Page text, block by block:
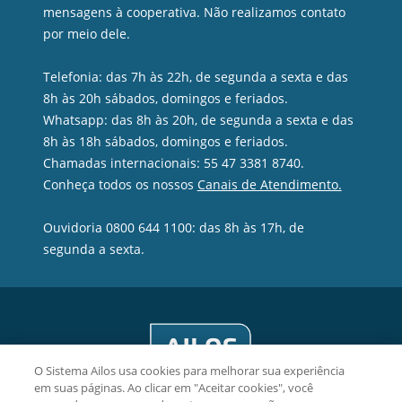
mensagens à cooperativa. Não realizamos contato
por meio dele.
Telefonia: das 7h às 22h, de segunda a sexta e das
8h às 20h sábados, domingos e feriados.
Whatsapp: das 8h às 20h, de segunda a sexta e das
8h às 18h sábados, domingos e feriados.
Chamadas internacionais: 55 47 3381 8740.
Conheça todos os nossos Canais de Atendimento.
Ouvidoria 0800 644 1100: das 8h às 17h, de
segunda a sexta.
O Sistema Ailos usa cookies para melhorar sua experiência
em suas páginas. Ao clicar em "Aceitar cookies", você